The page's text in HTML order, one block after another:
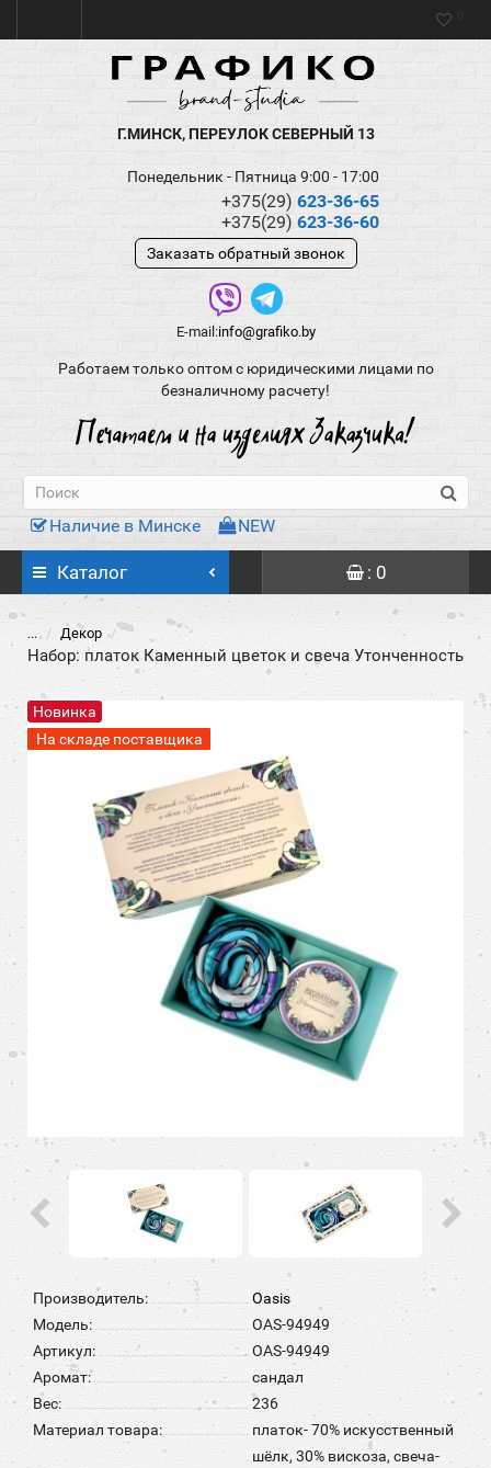
Г.МИНСК, ПЕРЕУЛОК СЕВЕРНЫЙ 13
Понедельник - Пятница 9:00 - 17:00
+375(29) 623-36-65
+375(29) 623-36-60
Заказать обратный звонок
E-mail:info@grafiko.by
Работаем только оптом с юридическими лицами по
безналичному расчету!
Наличие в Минске NEW
Каталог : 0
... Декор
Набор: платок Каменный цветок и свеча Утонченность
Новинка
На складе поставщика
Производитель:
Oasis
Модель:
OAS-94949
Артикул:
OAS-94949
Аромат:
сандал
Вес:
236
Материал товара:
платок- 70% искусственный
шёлк, 30% вискоза, свеча-